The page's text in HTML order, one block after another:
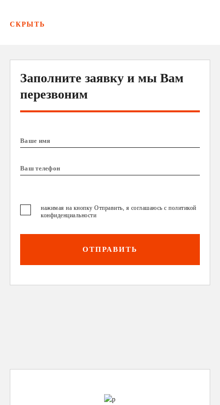
СКРЫТЬ
Заполните заявку и мы Вам
перезвоним
нажимая на кнопку Отправить, я соглашаюсь с политикой
конфиденциальности